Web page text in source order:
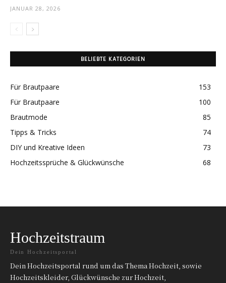
JANUAR 28, 2026
BELIEBTE KATEGORIEN
Für Brautpaare
153
Für Brautpaare
100
Brautmode
85
Tipps & Tricks
74
DIY und Kreative Ideen
73
Hochzeitssprüche & Glückwünsche
68
Hochzeitstraum
Dein Hochzeitsportal
Dein Hochzeitsportal rund um das Thema Hochzeit, sowie
Hochzeitskleider, Glückwünsche zur Hochzeit,